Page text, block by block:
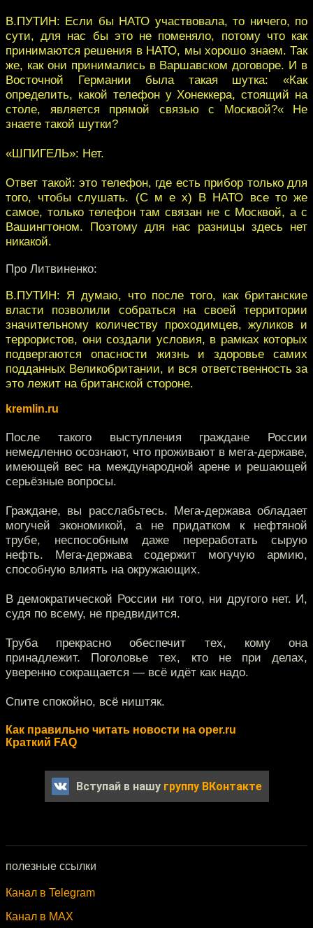
В.ПУТИН: Если бы НАТО участвовала, то ничего, по
сути, для нас бы это не поменяло, потому что как
принимаются решения в НАТО, мы хорошо знаем. Так
же, как они принимались в Варшавском договоре. И в
Восточной Германии была такая шутка: «Как
определить, какой телефон у Хонеккера, стоящий на
столе, является прямой связью с Москвой?« Не
знаете такой шутки?
«ШПИГЕЛЬ»: Нет.
Ответ такой: это телефон, где есть прибор только для
того, чтобы слушать. (С м е х) В НАТО все то же
самое, только телефон там связан не с Москвой, а с
Вашингтоном. Поэтому для нас разницы здесь нет
никакой.
Про Литвиненко:
В.ПУТИН: Я думаю, что после того, как британские
власти позволили собраться на своей территории
значительному количеству проходимцев, жуликов и
террористов, они создали условия, в рамках которых
подвергаются опасности жизнь и здоровье самих
подданных Великобритании, и вся ответственность за
это лежит на британской стороне.
kremlin.ru
После такого выступления граждане России
немедленно осознают, что проживают в мега-державе,
имеющей вес на международной арене и решающей
серьёзные вопросы.
Граждане, вы расслабьтесь. Мега-держава обладает
могучей экономикой, а не придатком к нефтяной
трубе, неспособным даже переработать сырую
нефть. Мега-держава содержит могучую армию,
способную влиять на окружающих.
В демократической России ни того, ни другого нет. И,
судя по всему, не предвидится.
Труба прекрасно обеспечит тех, кому она
принадлежит. Поголовье тех, кто не при делах,
уверенно сокращается — всё идёт как надо.
Спите спокойно, всё ништяк.
Как правильно читать новости на oper.ru
Краткий FAQ
Вступай в нашу группу ВКонтакте
полезные ссылки
Канал в Telegram
Канал в MAX